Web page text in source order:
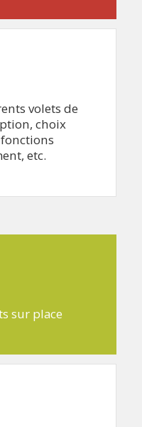
volets de
choix
etc.
sur place